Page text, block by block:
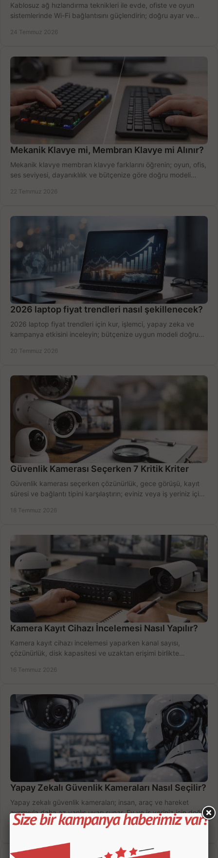
Kablosuz ağ hızlandırma teknikleri ile evde, ofiste ve oyun
sistemlerinde Wi-Fi bağlantısını güçlendirin; doğru ayar ve
24 Temmuz 2026
Mekanik Klavye mi, Membran Klavye mi Alınır?
Mekanik klavye membran klavye farklarını öğrenin; oyun, ofis,
ses seviyesi, dayanıklılık ve bütçenize göre doğru modeli
22 Temmuz 2026
2026 laptop fiyat trendleri nasıl şekillenecek?
2026 laptop fiyat trendleri için kur, işlemci, yapay zeka ve
kampanya etkisini inceleyin; bütçenize uygun modeli doğru
20 Temmuz 2026
Güvenlik Kamerası Seçerken 7 Kritik Kriter
Güvenlik kamerası seçerken çözünürlük, gece görüşü, kayıt
süresi ve bağlantı tipini karşılaştırın; eviniz veya iş yeriniz için
18 Temmuz 2026
Kamera Kayıt Cihazı İncelemesi Nasıl Yapılır?
Kamera kayıt cihazı incelemesi yaparken kanal sayısı,
çözünürlük, disk kapasitesi ve uzaktan erişimi birlikte
16 Temmuz 2026
Yapay Zekalı Güvenlik Kameraları Nasıl Seçilir?
Yapay zekalı güvenlik kameraları; insan, araç ve hareket
ayrımıyla daha az yanlış uyarı sunar. Ev ve iş yeriniz için doğru
modeli, fiyatı karşılaştırın.